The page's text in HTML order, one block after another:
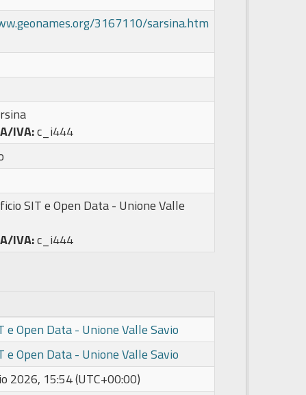
3167110/sarsina.htm
IVA:c_i444
SIT e Open Data - Unione Valle
IVA:c_i444
e Open Data - Unione Valle Savio
e Open Data - Unione Valle Savio
2026, 15:54 (UTC+00:00)